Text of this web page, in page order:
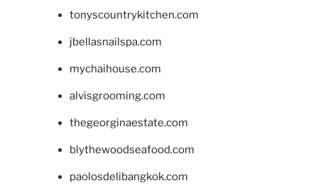
tonyscountrykitchen.com
jbellasnailspa.com
mychaihouse.com
alvisgrooming.com
thegeorginaestate.com
blythewoodseafood.com
paolosdelibangkok.com